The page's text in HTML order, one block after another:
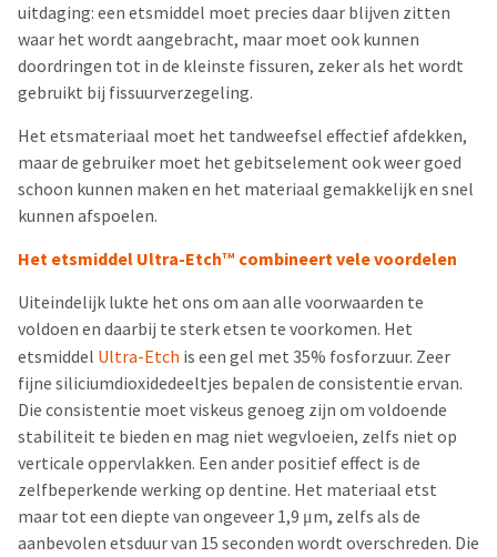
uitdaging: een etsmiddel moet precies daar blijven zitten
waar het wordt aangebracht, maar moet ook kunnen
doordringen tot in de kleinste fissuren, zeker als het wordt
gebruikt bij fissuurverzegeling.
Het etsmateriaal moet het tandweefsel effectief afdekken,
maar de gebruiker moet het gebitselement ook weer goed
schoon kunnen maken en het materiaal gemakkelijk en snel
kunnen afspoelen.
Het etsmiddel Ultra-EtchTM combineert vele voordelen
Uiteindelijk lukte het ons om aan alle voorwaarden te
voldoen en daarbij te sterk etsen te voorkomen. Het
etsmiddel Ultra-Etch is een gel met 35% fosforzuur. Zeer
fijne siliciumdioxidedeeltjes bepalen de consistentie ervan.
Die consistentie moet viskeus genoeg zijn om voldoende
stabiliteit te bieden en mag niet wegvloeien, zelfs niet op
verticale oppervlakken. Een ander positief effect is de
zelfbeperkende werking op dentine. Het materiaal etst
maar tot een diepte van ongeveer 1,9 μm, zelfs als de
aanbevolen etsduur van 15 seconden wordt overschreden. Die